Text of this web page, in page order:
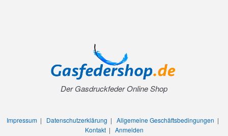
Der Gasdruckfeder Online Shop
Impressum| Datenschutzerklärung | Allgemeine Geschäftsbedingungen |
Kontakt| Anmelden